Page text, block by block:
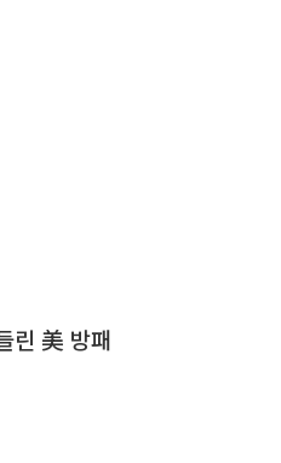
린 美 방패